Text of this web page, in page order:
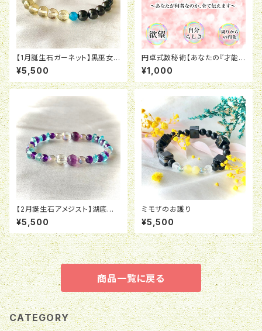
【1月誕生石ガーネット】黒巫女
の純真・改☆
¥5,500
円卓式数秘術【あなたの『才能』
『運命』『欲望』『周りからの評価』
『何者なのか』全てお教えしま
す】
¥1,000
【2月誕生石アメジスト】湖底の
青トンボの化石
¥5,500
ミモザのお護り
¥5,500
商品一覧に戻る
CATEGORY